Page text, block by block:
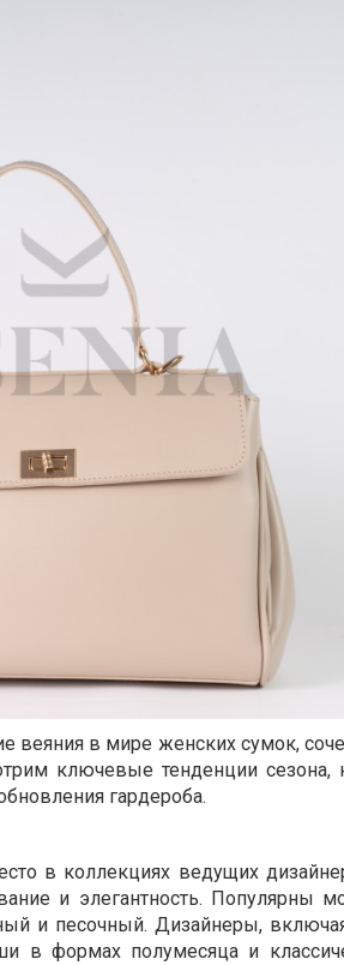
веяния в мире женских сумок,
ключевые тенденции сезона,
гардероба.​
в коллекциях ведущих
и элегантность. Популярны
и песочный. Дизайнеры,
в формах полумесяца и